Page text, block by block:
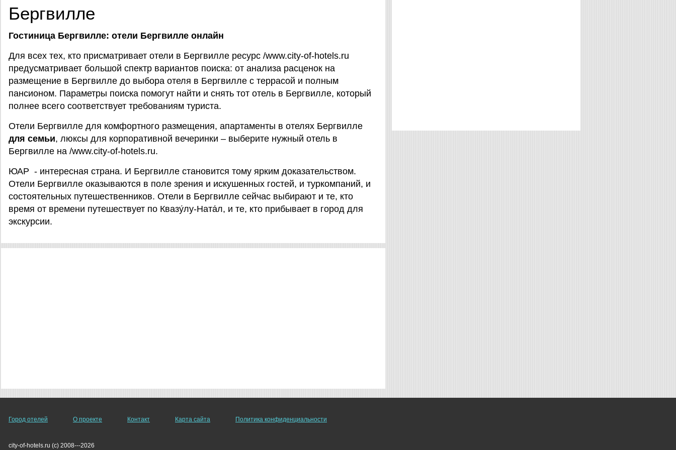
Бергвилле
Гостиница Бергвилле: отели Бергвилле онлайн
Для всех тех, кто присматривает отели в Бергвилле ресурс /www.city-of-hotels.ru
предусматривает большой спектр вариантов поиска: от анализа расценок на
размещение в Бергвилле до выбора отеля в Бергвилле с террасой и полным
пансионом. Параметры поиска помогут найти и снять тот отель в Бергвилле, который
полнее всего соответствует требованиям туриста.
Отели Бергвилле для комфортного размещения, апартаменты в отелях Бергвилле
для семьи, люксы для корпоративной вечеринки – выберите нужный отель в
Бергвилле на /www.city-of-hotels.ru.
ЮАР - интересная страна. И Бергвилле становится тому ярким доказательством.
Отели Бергвилле оказываются в поле зрения и искушенных гостей, и туркомпаний, и
состоятельных путешественников. Отели в Бергвилле сейчас выбирают и те, кто
время от времени путешествует по Квазу́лу-Ната́л, и те, кто прибывает в город для
экскурсии.
Город отелей О проекте Контакт Карта сайта Политика конфиденциальности
city-of-hotels.ru (c) 2008---2026